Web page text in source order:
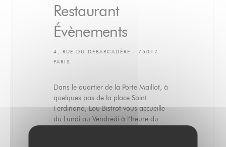
Restaurant
Évènements
4, RUE DU DÉBARCADÈRE - 75017
PARIS
Dans le quartier de la Porte Maillot, à
quelques pas de la place Saint
Ferdinand, Lou Bistrot vous accueille
du Lundi au Vendredi à l’heure du